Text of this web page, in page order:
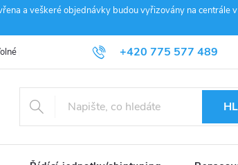
a veškeré objednávky budou vyřizovány na centrále
+420 775 577 489
info@janousek-
pozice Obchodní podmínky Reklamace